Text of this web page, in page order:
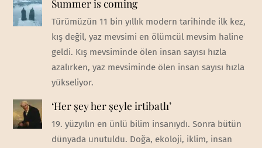
Summer is coming
Türümüzün 11 bin yıllık modern tarihinde ilk kez,
kış değil, yaz mevsimi en ölümcül mevsim haline
geldi. Kış mevsiminde ölen insan sayısı hızla
azalırken, yaz mevsiminde ölen insan sayısı hızla
yükseliyor.
‘Her şey her şeyle irtibatlı’
19. yüzyılın en ünlü bilim insanıydı. Sonra bütün
dünyada unutuldu. Doğa, ekoloji, iklim, insan